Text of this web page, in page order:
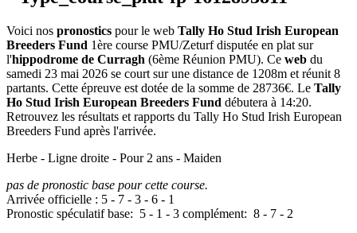
Voici nos pronostics pour le web Tally Ho Stud Irish European
Breeders Fund 1ère course PMU/Zeturf disputée en plat sur
l'hippodrome de Curragh (6ème Réunion PMU). Ce web du
samedi 23 mai 2026 se court sur une distance de 1208m et réunit 8
partants. Cette épreuve est dotée de la somme de 28736€. Le Tally
Ho Stud Irish European Breeders Fund débutera à 14:20.
Retrouvez les résultats et rapports du Tally Ho Stud Irish European
Breeders Fund après l'arrivée.
Herbe - Ligne droite - Pour 2 ans - Maiden
pas de pronostic base pour cette course.
Arrivée officielle : 5 - 7 - 3 - 6 - 1
Pronostic spéculatif base: 5 - 1 - 3 complément: 8 - 7 - 2